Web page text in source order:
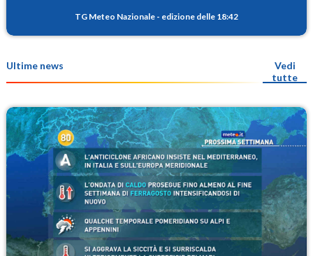
TG Meteo Nazionale - edizione delle 18:42
Ultime news
Vedi
tutte